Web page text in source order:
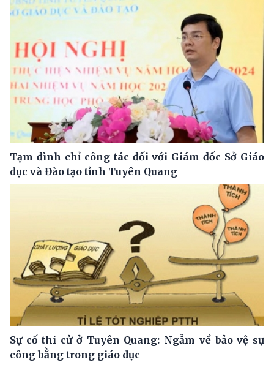
Tạm đình chỉ công tác đối với Giám đốc Sở Giáo
dục và Đào tạo tỉnh Tuyên Quang
Sự cố thi cử ở Tuyên Quang: Ngẫm về bảo vệ sự
công bằng trong giáo dục